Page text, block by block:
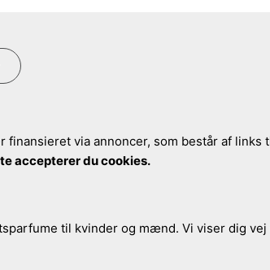
finansieret via annoncer, som består af
accepterer du cookies.
til kvinder og mænd. Vi viser dig